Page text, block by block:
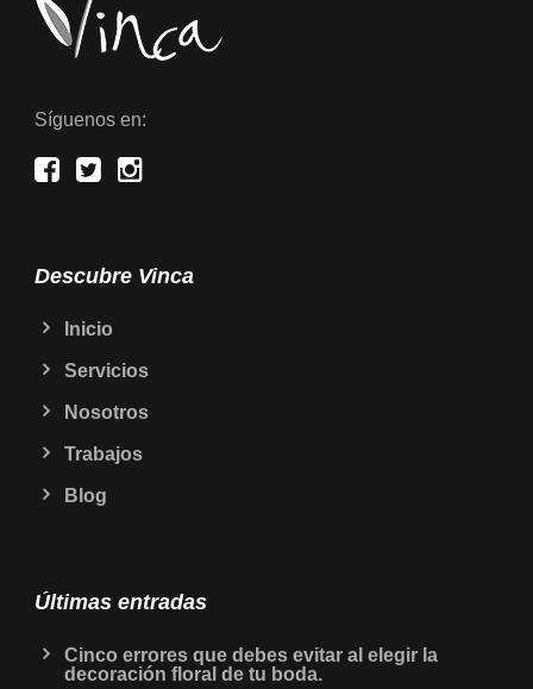
Síguenos en:
Descubre Vinca
Inicio
Servicios
Nosotros
Trabajos
Blog
Últimas entradas
Cinco errores que debes evitar al elegir la
decoración floral de tu boda.